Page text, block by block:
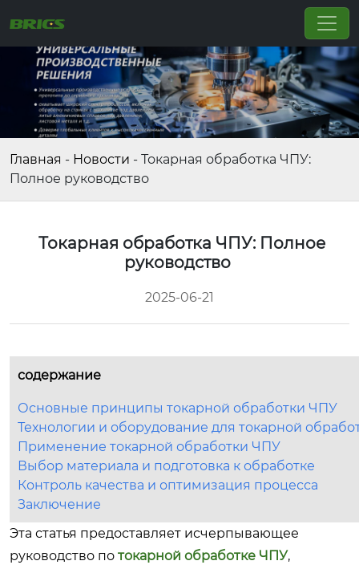
Главная - Новости - Токарная обработка ЧПУ:
Полное руководство
Токарная обработка ЧПУ: Полное
руководство
2025-06-21
содержание
Основные принципы токарной обработки ЧПУ
Технологии и оборудование для токарной
Применение токарной обработки ЧПУ
Выбор материала и подготовка к обработке
Контроль качества и оптимизация процесса
Заключение
Эта статья предоставляет исчерпывающее
руководство по токарной обработке ЧПУ,